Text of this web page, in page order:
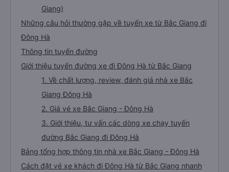
Giang)
Những câu hỏi thường gặp về tuyến xe từ Bắc Giang đi
Đông Hà
Thông tin tuyến đường
Giới thiệu tuyến đường xe đi Đông Hà từ Bắc Giang
1. Về chất lượng, review, đánh giá nhà xe Bắc
Giang Đông Hà
2. Giá vé xe Bắc Giang - Đông Hà
3. Giới thiệu, tư vấn các dòng xe chạy tuyến
đường Bắc Giang đi Đông Hà
Bảng tổng hợp thông tin nhà xe Bắc Giang - Đông Hà
Cách đặt vé xe khách đi Đông Hà từ Bắc Giang nhanh